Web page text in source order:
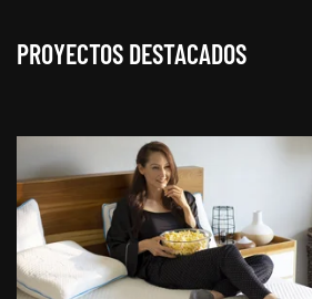
PROYECTOS DESTACADOS